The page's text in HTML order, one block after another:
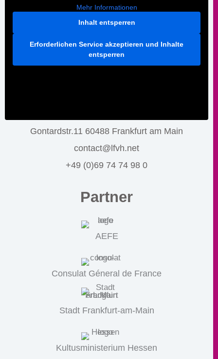
Mehr Informationen
Inhalt entsperren
Erforderlichen Service akzeptieren und Inhalte
entsperren
Gontardstr.11 60488 Frankfurt am Main
contact@lfvh.net
+49 (0)69 74 74 98 0
Partner
AEFE
Consulat Géneral de France
Stadt Frankfurt-am-Main
Kultusministerium Hessen